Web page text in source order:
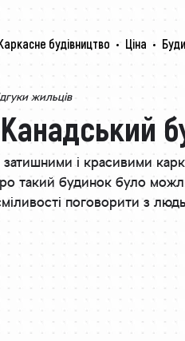
будівництво Ціна
жильців
Канадський
і красивими
такий будинок було
поговорити з